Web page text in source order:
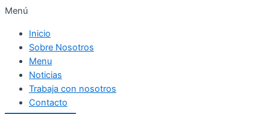
Menú
Inicio
Sobre Nosotros
Menu
Noticias
Trabaja con nosotros
Contacto